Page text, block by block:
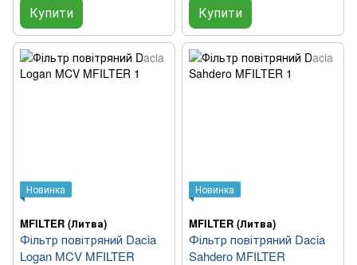
Купити Купити
Новинка
MFILTER (Литва)
Фільтр повітряний Dacia
Logan MCV MFILTER
Новинка
MFILTER (Литва)
Фільтр повітряний Dacia
Sahdero MFILTER